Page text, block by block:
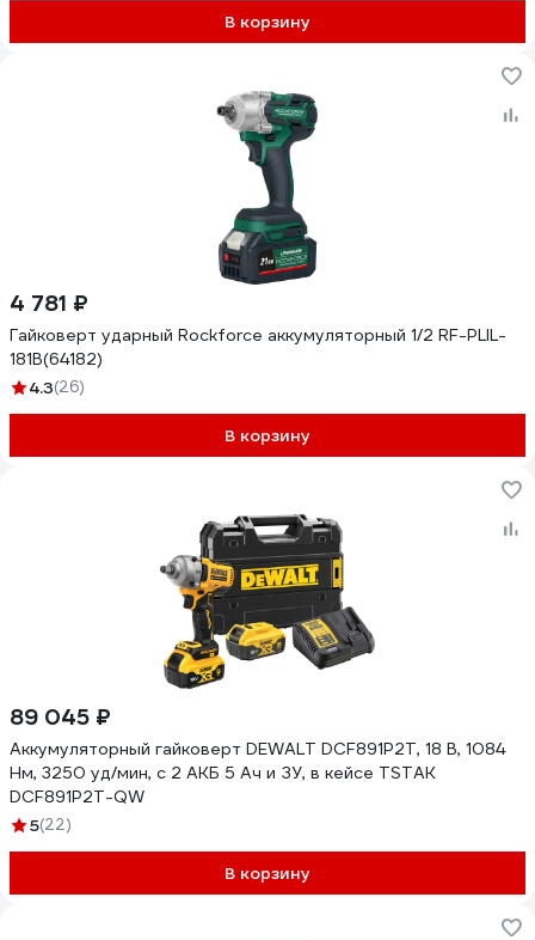
В корзину
4 781 ₽
Гайковерт ударный Rockforce аккумуляторный 1/2 RF-PLIL-
181B(64182)
4.3(26)
В корзину
89 045 ₽
Аккумуляторный гайковерт DEWALT DCF891P2T, 18 В, 1084
Нм, 3250 уд/мин, с 2 АКБ 5 Ач и ЗУ, в кейсе TSTAK
DCF891P2T-QW
5(22)
В корзину